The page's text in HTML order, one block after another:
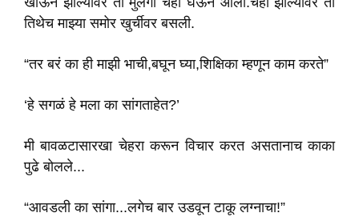
तिथेच माझ्या समोर खुर्चीवर बसली.
“तर बरं का ही माझी भाची,बघून घ्या,शिक्षिका म्हणून काम करते”
‘हे सगळं हे मला का सांगताहेत?’
मी बावळटासारखा चेहरा करून विचार करत असतानाच काका
पुढे बोलले...
“आवडली का सांगा...लगेच बार उडवून टाकू लग्नाचा!”